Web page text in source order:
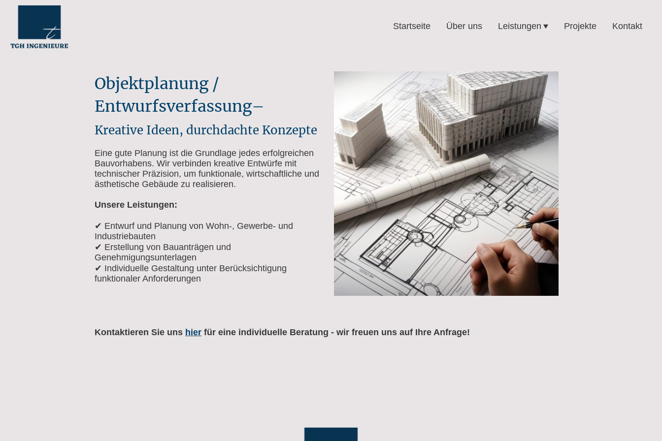
Startseite Über uns Leistungen Projekte Kontakt
Objektplanung /
Entwurfsverfassung–
Kreative Ideen, durchdachte Konzepte
Eine gute Planung ist die Grundlage jedes erfolgreichen
Bauvorhabens. Wir verbinden kreative Entwürfe mit
technischer Präzision, um funktionale, wirtschaftliche und
ästhetische Gebäude zu realisieren.
Unsere Leistungen:
✔ Entwurf und Planung von Wohn-, Gewerbe- und
Industriebauten
✔ Erstellung von Bauanträgen und
Genehmigungsunterlagen
✔ Individuelle Gestaltung unter Berücksichtigung
funktionaler Anforderungen
Kontaktieren Sie uns hier für eine individuelle Beratung - wir freuen uns auf Ihre Anfrage!